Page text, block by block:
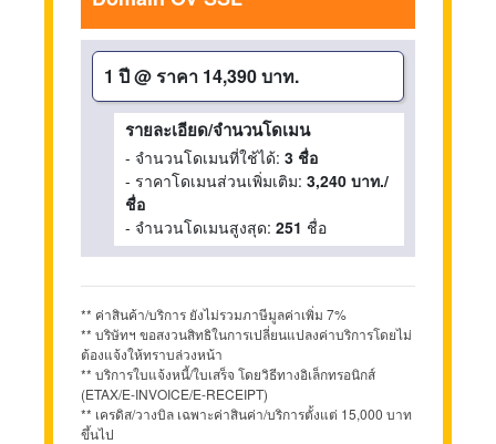
1 ปี@ ราคา 14,390 บาท.
รายละเอียด/จำนวนโดเมน
- จำนวนโดเมนที่ใช้ได้: 3 ชื่อ
- ราคาโดเมนส่วนเพิ่มเติม: 3,240 บาท./
ชื่อ
- จำนวนโดเมนสูงสุด: 251 ชื่อ
** ค่าสินค้า/บริการ ยังไม่รวมภาษีมูลค่าเพิ่ม 7%
** บริษัทฯ ขอสงวนสิทธิในการเปลี่ยนแปลงค่าบริการโดยไม่
ต้องแจ้งให้ทราบล่วงหน้า
** บริการใบแจ้งหนี้/ใบเสร็จ โดยวิธีทางอิเล็กทรอนิกส์
(ETAX/E-INVOICE/E-RECEIPT)
** เครดิส/วางบิล เฉพาะค่าสินค่า/บริการตั้งแต่ 15,000 บาท
ขึ้นไป